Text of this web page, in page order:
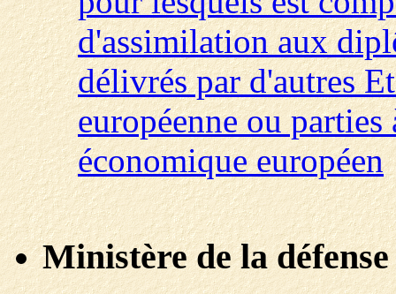
d'assimilation aux
délivrés par d'autres
européenne ou
économique européen
Ministère de la défense